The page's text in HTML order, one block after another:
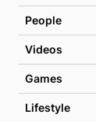
People
Videos
Games
Lifestyle